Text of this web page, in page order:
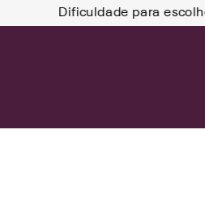
Dificuldade para